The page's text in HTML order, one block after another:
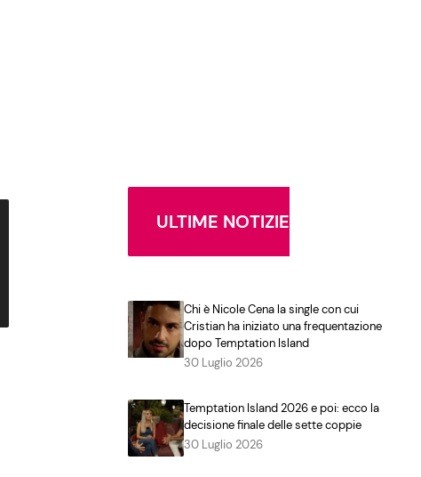
ULTIME NOTIZIE
Chi è Nicole Cena la single con cui
Cristian ha iniziato una frequentazione
dopo Temptation Island
30 Luglio 2026
Temptation Island 2026 e poi: ecco la
decisione finale delle sette coppie
30 Luglio 2026